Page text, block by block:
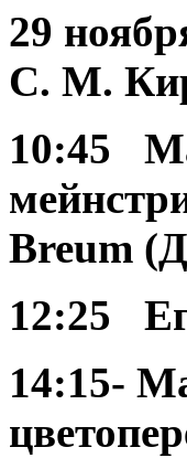
29
С. М.
10:45
Breum
12:25
14:15-